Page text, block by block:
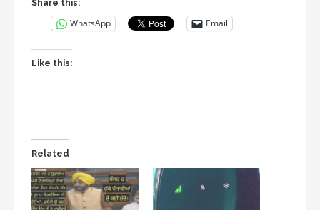
Share this:
WhatsApp Email
Like this:
Related